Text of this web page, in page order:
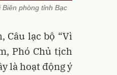
phòng tỉnh Bạc
Câu lạc bộ “Vì
Phó Chủ tịch
là hoạt động ý